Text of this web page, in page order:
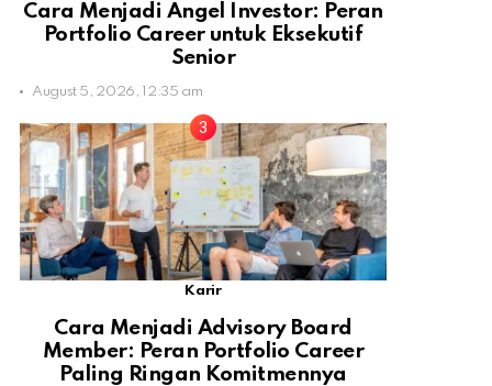
Cara Menjadi Angel Investor: Peran
Portfolio Career untuk Eksekutif
Senior
August 5, 2026, 12:35 am
Karir
Cara Menjadi Advisory Board
Member: Peran Portfolio Career
Paling Ringan Komitmennya